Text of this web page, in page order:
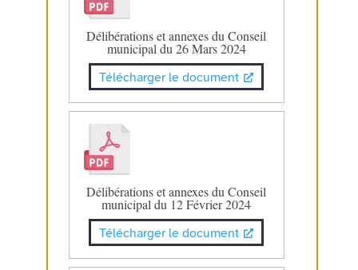
Délibérations et annexes du Conseil
municipal du 26 Mars 2024
Télécharger le document
Délibérations et annexes du Conseil
municipal du 12 Février 2024
Télécharger le document